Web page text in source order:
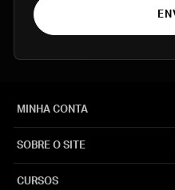
MINHA CONTA
SOBRE O SITE
CURSOS